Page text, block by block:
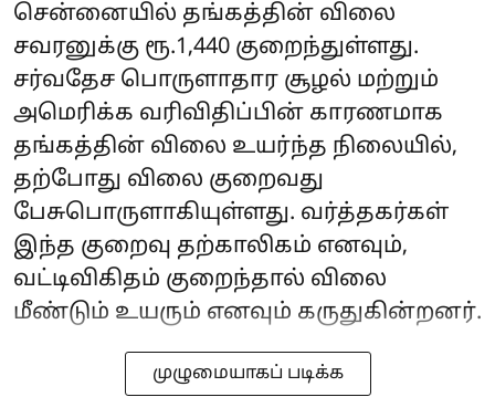
சென்னையில் தங்கத்தின் விலை
சவரனுக்கு ரூ.1,440 குறைந்துள்ளது.
சர்வதேச பொருளாதார சூழல் மற்றும்
அமெரிக்க வரிவிதிப்பின் காரணமாக
தங்கத்தின் விலை உயர்ந்த நிலையில்,
தற்போது விலை குறைவது
பேசுபொருளாகியுள்ளது. வர்த்தகர்கள்
இந்த குறைவு தற்காலிகம் எனவும்,
வட்டிவிகிதம் குறைந்தால் விலை
மீண்டும் உயரும் எனவும் கருதுகின்றனர்.
முழுமையாகப் படிக்க